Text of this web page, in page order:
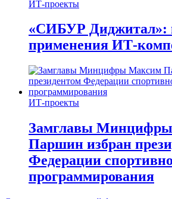
ИТ-проекты
«СИБУР Диджитал»:
применения ИТ-
ИТ-проекты
Замглавы
Паршин избран
Федерации
программирования